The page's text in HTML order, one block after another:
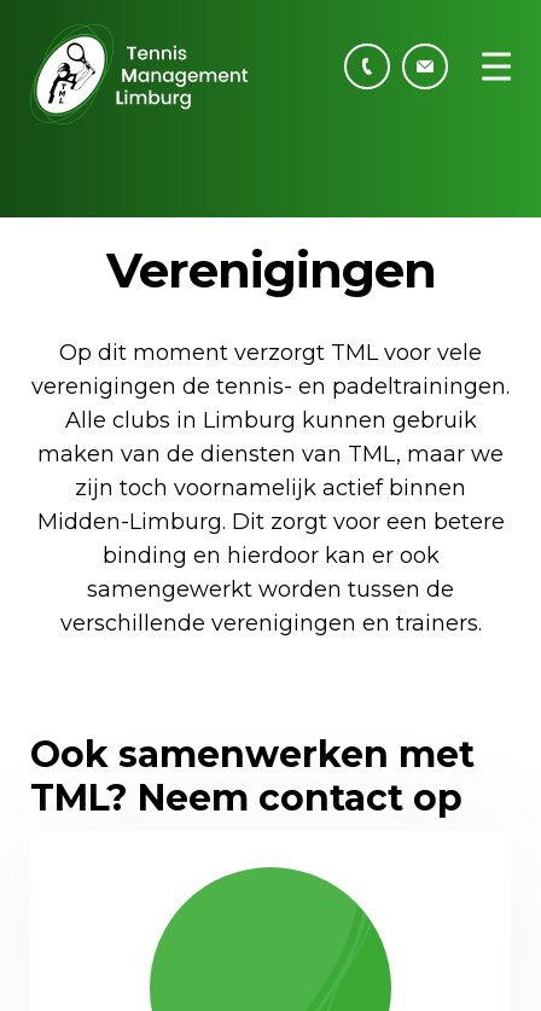
Verenigingen
Op dit moment verzorgt TML voor vele
verenigingen de tennis- en padeltrainingen.
Alle clubs in Limburg kunnen gebruik
maken van de diensten van TML, maar we
zijn toch voornamelijk actief binnen
Midden-Limburg. Dit zorgt voor een betere
binding en hierdoor kan er ook
samengewerkt worden tussen de
verschillende verenigingen en trainers.
Ook samenwerken met
TML? Neem contact op